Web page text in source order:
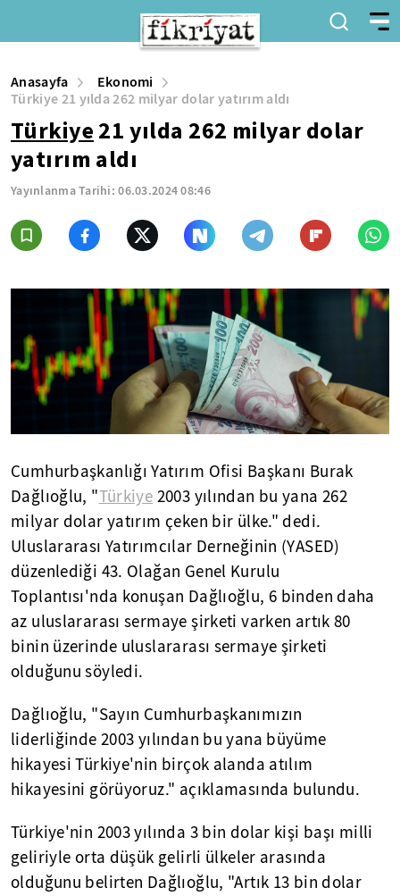
Anasayfa
Ekonomi
Türkiye 21 yılda 262 milyar dolar yatırım aldı
Türkiye 21 yılda 262 milyar dolar
yatırım aldı
Yayınlanma Tarihi:06.03.2024 08:46
Cumhurbaşkanlığı Yatırım Ofisi Başkanı Burak
Dağlıoğlu, "Türkiye 2003 yılından bu yana 262
milyar dolar yatırım çeken bir ülke." dedi.
Uluslararası Yatırımcılar Derneğinin (YASED)
düzenlediği 43. Olağan Genel Kurulu
Toplantısı'nda konuşan Dağlıoğlu, 6 binden daha
az uluslararası sermaye şirketi varken artık 80
binin üzerinde uluslararası sermaye şirketi
olduğunu söyledi.
Dağlıoğlu, "Sayın Cumhurbaşkanımızın
liderliğinde 2003 yılından bu yana büyüme
hikayesi Türkiye'nin birçok alanda atılım
hikayesini görüyoruz." açıklamasında bulundu.
Türkiye'nin 2003 yılında 3 bin dolar kişi başı milli
geliriyle orta düşük gelirli ülkeler arasında
olduğunu belirten Dağlıoğlu, "Artık 13 bin dolar